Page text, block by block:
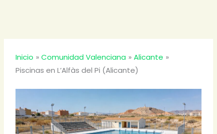
Inicio Comunidad Valenciana
Alicante
Piscinas en L’Alfàs del Pi (Alicante)